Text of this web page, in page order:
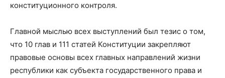
конституционного контроля.
Главной мыслью всех выступлений был тезис о том,
что 10 глав и 111 статей Конституции закрепляют
правовые основы всех главных направлений жизни
республики как субъекта государственного права и